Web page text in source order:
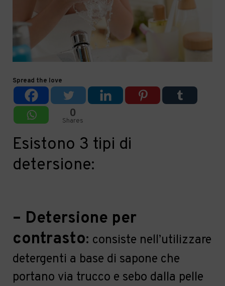
Spread the love
0
Shares
Esistono 3 tipi di
detersione:
– Detersione per
contrasto: consiste nell’utilizzare
detergenti a base di sapone che
portano via trucco e sebo dalla pelle